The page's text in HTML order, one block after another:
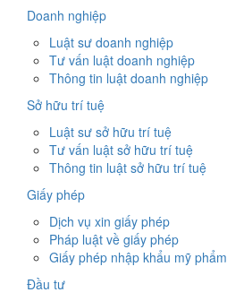
Doanh nghiệp
Luật sư doanh nghiệp
Tư vấn luật doanh nghiệp
Thông tin luật doanh nghiệp
Sở hữu trí tuệ
Luật sư sở hữu trí tuệ
Tư vấn luật sở hữu trí tuệ
Thông tin luật sở hữu trí tuệ
Giấy phép
Dịch vụ xin giấy phép
Pháp luật về giấy phép
Giấy phép nhập khẩu mỹ phẩm
Đầu tư